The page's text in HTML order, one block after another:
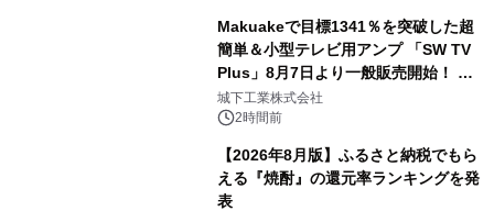
Makuakeで目標1341％を突破した超
簡単＆小型テレビ用アンプ 「SW TV
Plus」8月7日より一般販売開始！ ケ
ーブル1本つなぐだけ、テレビの音が
ぐっと豊かに
城下工業株式会社
2時間前
【2026年8月版】ふるさと納税でもら
える『焼酎』の還元率ランキングを発
表